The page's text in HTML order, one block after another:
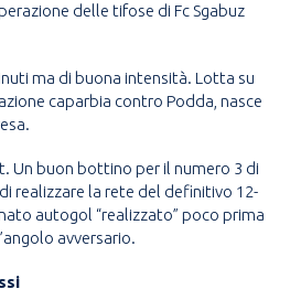
delle tifose di Fc Sgabuz
ma di buona intensità. Lotta su
caparbia contro Podda, nasce
Un buon bottino per il numero 3 di
realizzare la rete del definitivo 12-
autogol “realizzato” poco prima
avversario.